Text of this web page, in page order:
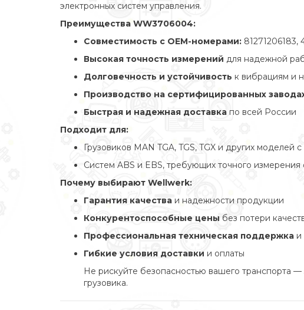
электронных систем управления.
Преимущества WW3706004:
Совместимость с OEM-номерами: 81271206183,
Высокая точность измерений для надежной
Долговечность и устойчивость к вибрациям и
Производство на сертифицированных
Быстрая и надежная доставка по всей России
Подходит для:
Грузовиков MAN TGA, TGS, TGX и других моделей
Систем ABS и EBS, требующих точного
Почему выбирают Wellwerk:
Гарантия качества и надежности продукции
Конкурентоспособные цены без потери
Профессиональная техническая поддержка и
Гибкие условия доставки и оплаты
Не рискуйте безопасностью вашего транспорта
грузовика.